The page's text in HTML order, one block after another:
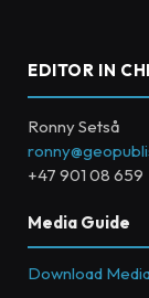
EDITOR IN
Ronny Setså
+47 901 08 659
Media Guide
Download